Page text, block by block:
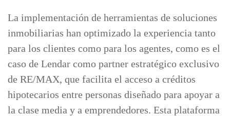
La implementación de herramientas de soluciones
inmobiliarias han optimizado la experiencia tanto
para los clientes como para los agentes, como es el
caso de Lendar como partner estratégico exclusivo
de RE/MAX, que facilita el acceso a créditos
hipotecarios entre personas diseñado para apoyar a
la clase media y a emprendedores. Esta plataforma